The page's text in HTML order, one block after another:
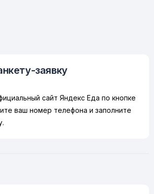
заявку
сайт Яндекс Еда по кнопке
ваш номер телефона и заполните